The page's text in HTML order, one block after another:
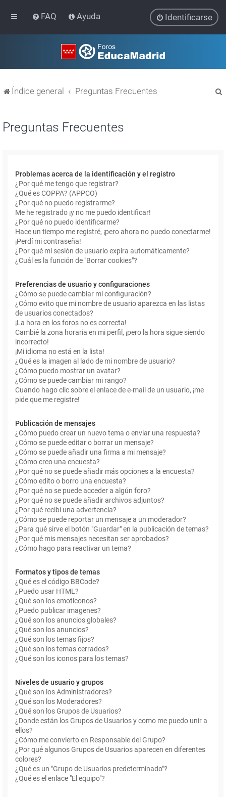
FAQ Ayuda Identificarse
Índice general Preguntas Frecuentes
Preguntas Frecuentes
Problemas acerca de la identificación y el registro
¿Por qué me tengo que registrar?
¿Qué es COPPA? (APPCO)
¿Por qué no puedo registrarme?
Me he registrado ¡y no me puedo identificar!
¿Por qué no puedo identificarme?
Hace un tiempo me registré, ¡pero ahora no puedo conectarme!
¡Perdí mi contraseña!
¿Por qué mi sesión de usuario expira automáticamente?
¿Cuál es la función de "Borrar cookies"?
Preferencias de usuario y configuraciones
¿Cómo se puede cambiar mi configuración?
¿Cómo evito que mi nombre de usuario aparezca en las listas
de usuarios conectados?
¡La hora en los foros no es correcta!
Cambié la zona horaria en mi perfil, ¡pero la hora sigue siendo
incorrecto!
¡Mi idioma no está en la lista!
¿Qué es la imagen al lado de mi nombre de usuario?
¿Cómo puedo mostrar un avatar?
¿Cómo se puede cambiar mi rango?
Cuando hago clic sobre el enlace de e-mail de un usuario, ¡me
pide que me registre!
Publicación de mensajes
¿Cómo puedo crear un nuevo tema o enviar una respuesta?
¿Cómo se puede editar o borrar un mensaje?
¿Cómo se puede añadir una firma a mi mensaje?
¿Cómo creo una encuesta?
¿Por qué no se puede añadir más opciones a la encuesta?
¿Cómo edito o borro una encuesta?
¿Por qué no se puede acceder a algún foro?
¿Por qué no se puede añadir archivos adjuntos?
¿Por qué recibí una advertencia?
¿Cómo se puede reportar un mensaje a un moderador?
¿Para qué sirve el botón "Guardar" en la publicación de temas?
¿Por qué mis mensajes necesitan ser aprobados?
¿Cómo hago para reactivar un tema?
Formatos y tipos de temas
¿Qué es el código BBCode?
¿Puedo usar HTML?
¿Qué son los emoticonos?
¿Puedo publicar imagenes?
¿Qué son los anuncios globales?
¿Qué son los anuncios?
¿Qué son los temas fijos?
¿Qué son los temas cerrados?
¿Qué son los iconos para los temas?
Niveles de usuario y grupos
¿Qué son los Administradores?
¿Qué son los Moderadores?
¿Qué son los Grupos de Usuarios?
¿Donde están los Grupos de Usuarios y como me puedo unir a
ellos?
¿Cómo me convierto en Responsable del Grupo?
¿Por qué algunos Grupos de Usuarios aparecen en diferentes
colores?
¿Qué es un "Grupo de Usuarios predeterminado"?
¿Qué es el enlace "El equipo"?